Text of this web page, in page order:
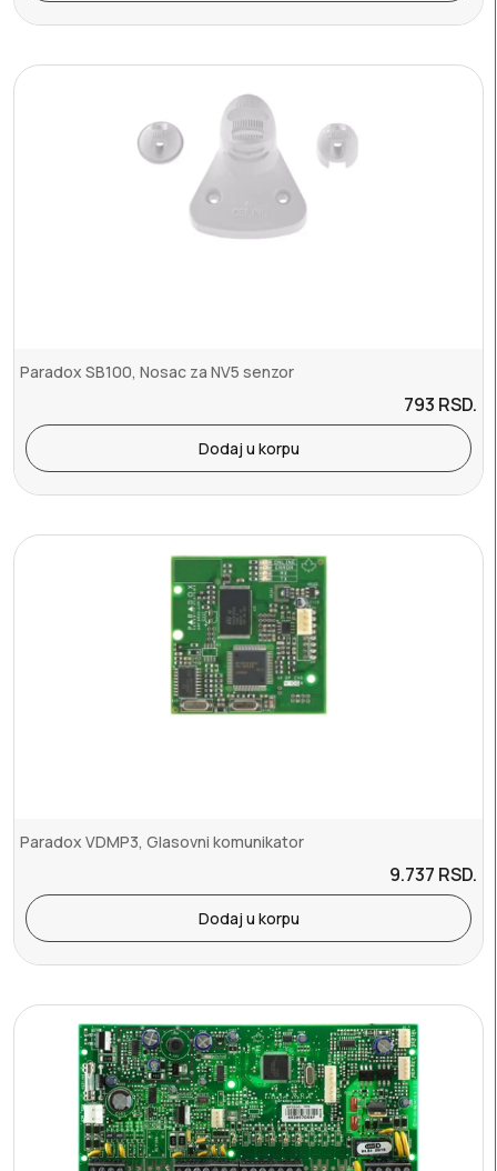
Paradox SB100, Nosac za NV5 senzor
793 RSD.
Dodaj u korpu
Paradox VDMP3, Glasovni komunikator
9.737 RSD.
Dodaj u korpu